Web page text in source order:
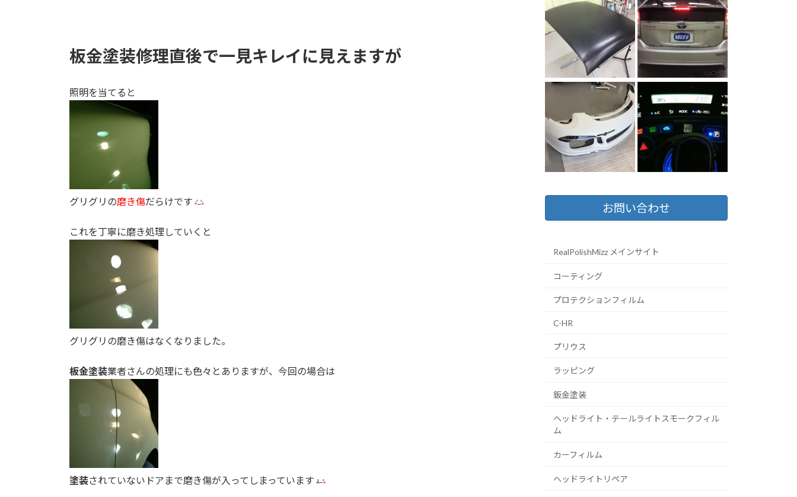
板金塗装修理直後で一見キレイに見えますが
照明を当てると
グリグリの磨き傷だらけです
これを丁寧に磨き処理していくと
グリグリの磨き傷はなくなりました。
板金塗装業者さんの処理にも色々とありますが、今回の場合は
塗装されていないドアまで磨き傷が入ってしまっています
お問い合わせ
RealPolishMizz メインサイト
コーティング
プロテクションフィルム
C-HR
プリウス
ラッピング
鈑金塗装
ヘッドライト・テールライトスモークフィル
ム
カーフィルム
ヘッドライトリペア